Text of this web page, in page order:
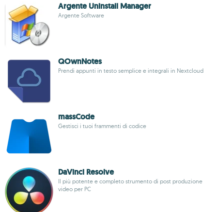
Argente Uninstall Manager
Argente Software
QOwnNotes
Prendi appunti in testo semplice e integrali in Nextcloud
massCode
Gestisci i tuoi frammenti di codice
DaVinci Resolve
Il più potente e completo strumento di post produzione
video per PC